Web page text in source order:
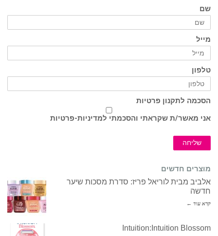
שם
מייל
טלפון
הסכמה לתקנון פרטיות
אני מאשר/ת שקראתי והסכמתי למדיניות-פרטיות
שליחה
מוצרים חדשים
אלביב מבית לוריאל פריז: סדרת מסכות שיער
חדשה
קרא עוד ←
Intuition:Intuition Blossom